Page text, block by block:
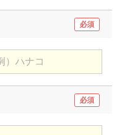
必須
必須